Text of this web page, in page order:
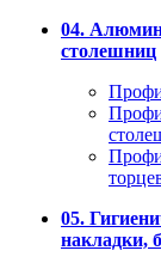
04.
столешниц
05.
накладки,